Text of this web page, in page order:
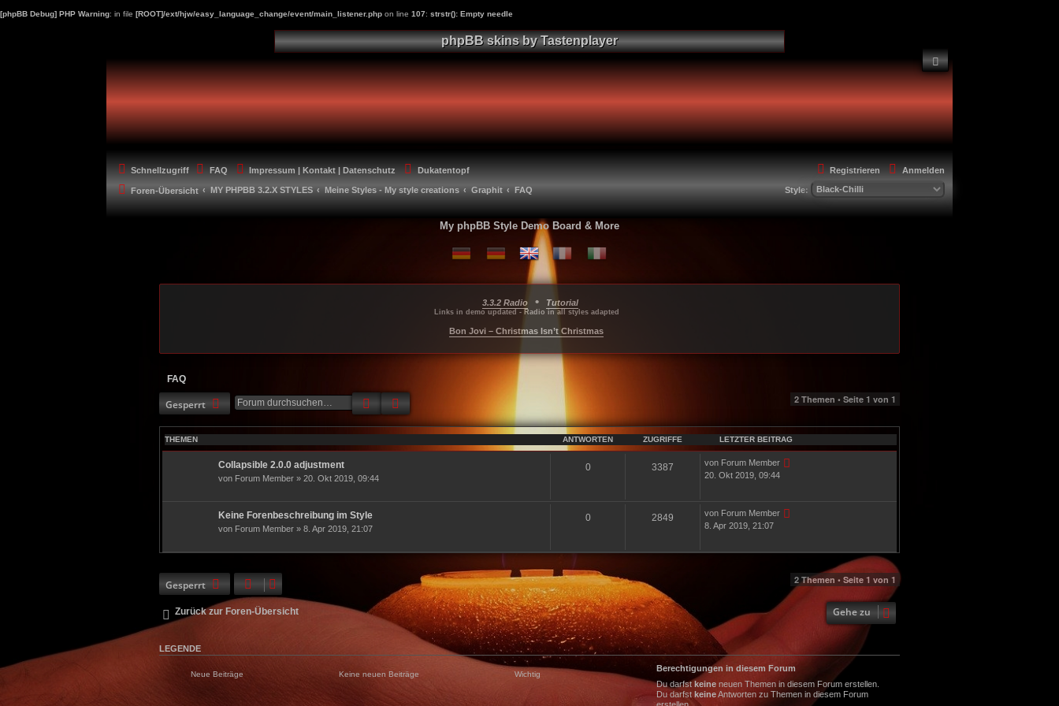
[phpBB Debug] PHP Warning: in file [ROOT]/ext/hjw/easy_language_change/event/main_listener.php on line 107: strstr(): Empty needle
phpBB skins by Tastenplayer
Suche
Schnellzugriff FAQ Impressum | Kontakt | Datenschutz Dukatentopf Anmelden
Registrieren
Foren-Übersicht MY PHPBB 3.2.X STYLES Meine Styles - My style creations Graphit FAQ Style:
My phpBB Style Demo Board & More
3.3.2 Radio... •... Tutorial
Links in demo updated - Radio in all styles adapted
Bon Jovi – Christmas Isn’t Christmas
FAQ
Gesperrt Suche 2 Themen • Seite1 von1
THEMEN ANTWORTEN ZUGRIFFE LETZTER BEITRAG
Collapsible 2.0.0 adjustment
von Forum Member » 20. Okt 2019, 09:44
0 3387
von Forum Member
20. Okt 2019, 09:44
Keine Forenbeschreibung im Style
von Forum Member » 8. Apr 2019, 21:07
0 2849
von Forum Member
8. Apr 2019, 21:07
Gesperrt 2 Themen • Seite1 von1
Zurück zur Foren-Übersicht Gehe zu
Berechtigungen in diesem Forum
Du darfstkeine neuen Themen in diesem Forum erstellen.
Du darfstkeineAntworten zu Themen in diesem Forum
LEGENDE
Neue Beiträge Keine neuen Beiträge Wichtig